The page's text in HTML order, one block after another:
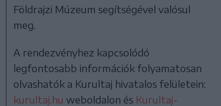
Földrajzi Múzeum segítségével valósul
meg.
A rendezvényhez kapcsolódó
legfontosabb információk folyamatosan
olvashatók a Kurultaj hivatalos felületein:
kurultaj.hu weboldalon és Kurultaj-